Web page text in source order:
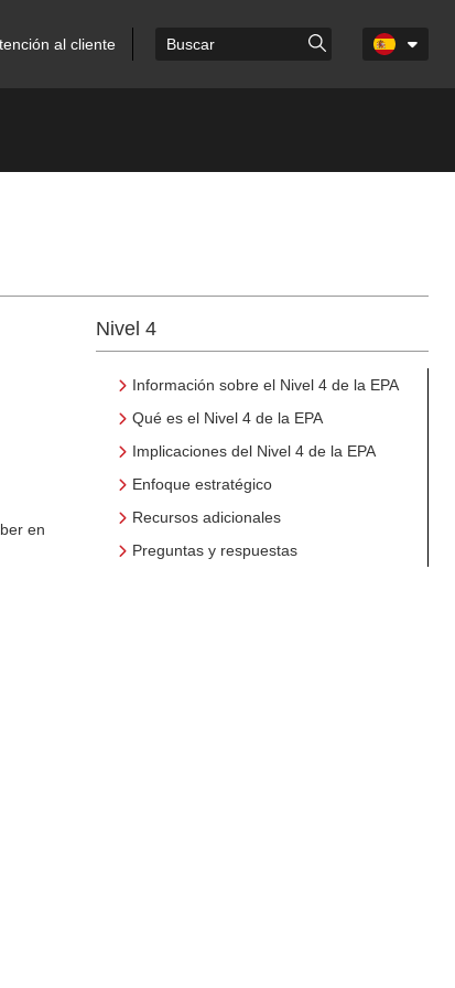
al cliente
Nivel 4
Información sobre el Nivel 4 de la EPA
Qué es el Nivel 4 de la EPA
Implicaciones del Nivel 4 de la EPA
Enfoque estratégico
Recursos adicionales
Preguntas y respuestas
en